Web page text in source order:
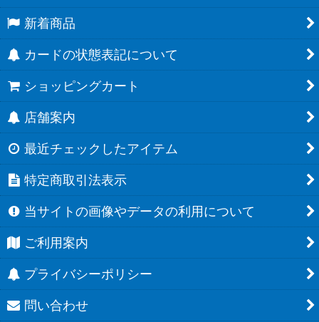
新着商品
カードの状態表記について
ショッピングカート
店舗案内
最近チェックしたアイテム
特定商取引法表示
当サイトの画像やデータの利用について
ご利用案内
プライバシーポリシー
問い合わせ